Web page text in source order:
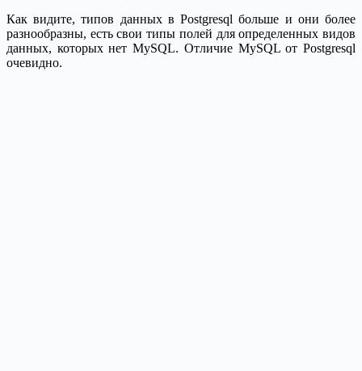
Как видите, типов данных в Postgresql больше и они более
разнообразны, есть свои типы полей для определенных видов
данных, которых нет MySQL. Отличие MySQL от Postgresql
очевидно.